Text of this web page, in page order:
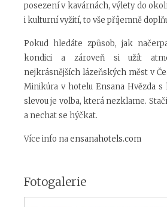
posezení v kavárnách, výlety do
i kulturní vyžití, to vše příjemně
Pokud hledáte způsob, jak
kondici a zároveň si užít
nejkrásnějších lázeňských měst v
Minikúra v hotelu Ensana Hvězda s
slevou je volba, která nezklame.
a nechat se hýčkat.
Více info naensanahotels.com
Fotogalerie